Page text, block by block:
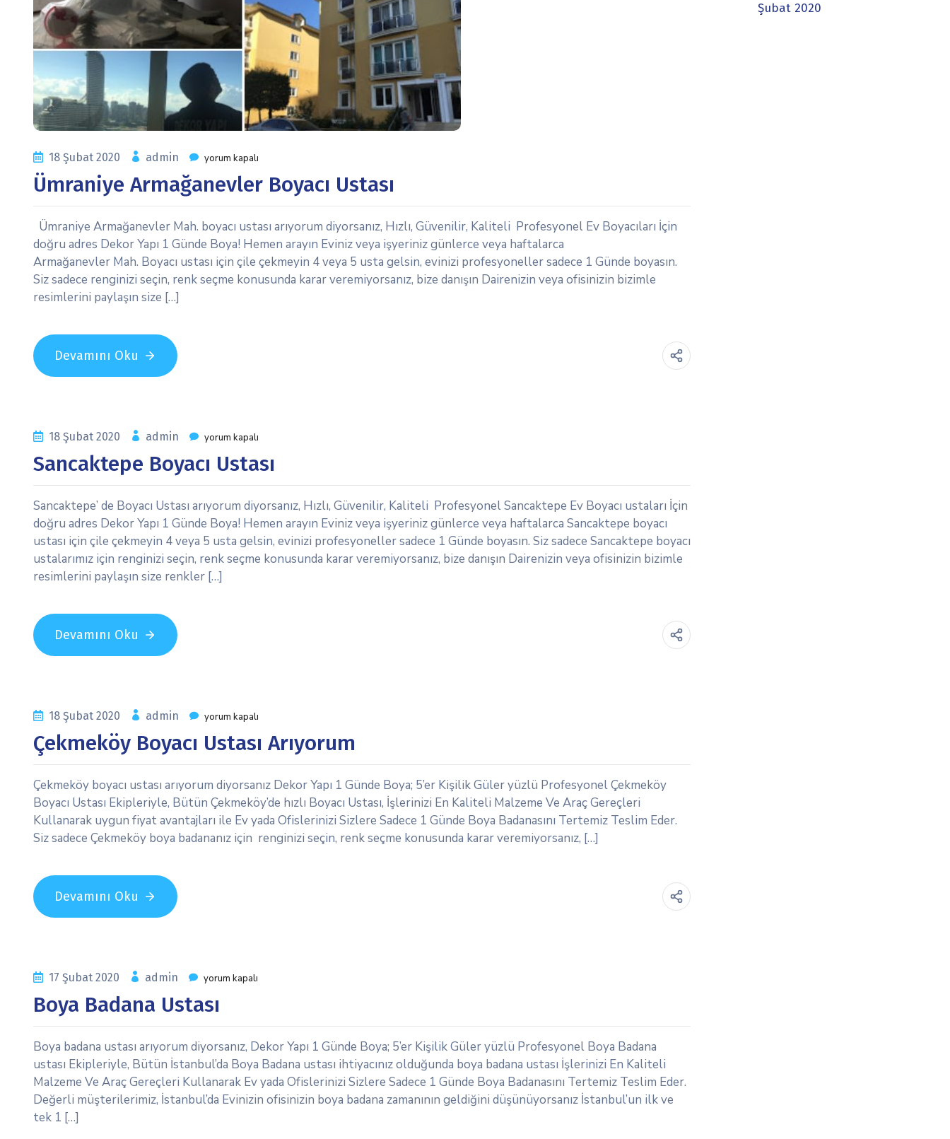
18 Şubat 2020 admin yorum kapalı
Ümraniye Armağanevler Boyacı Ustası
Ümraniye Armağanevler Mah. boyacı ustası arıyorum diyorsanız, Hızlı, Güvenilir, Kaliteli Profesyonel Ev Boyacıları İçin
doğru adres Dekor Yapı 1 Günde Boya! Hemen arayın Eviniz veya işyeriniz günlerce veya haftalarca
Armağanevler Mah. Boyacı ustası için çile çekmeyin 4 veya 5 usta gelsin, evinizi profesyoneller sadece 1 Günde boyasın.
Siz sadece renginizi seçin, renk seçme konusunda karar veremiyorsanız, bize danışın Dairenizin veya ofisinizin bizimle
resimlerini paylaşın size […]
Devamını Oku
18 Şubat 2020 admin yorum kapalı
Sancaktepe Boyacı Ustası
Sancaktepe’ de Boyacı Ustası arıyorum diyorsanız, Hızlı, Güvenilir, Kaliteli Profesyonel Sancaktepe Ev Boyacı ustaları İçin
doğru adres Dekor Yapı 1 Günde Boya! Hemen arayın Eviniz veya işyeriniz günlerce veya haftalarca Sancaktepe boyacı
ustası için çile çekmeyin 4 veya 5 usta gelsin, evinizi profesyoneller sadece 1 Günde boyasın. Siz sadece Sancaktepe boyacı
ustalarımız için renginizi seçin, renk seçme konusunda karar veremiyorsanız, bize danışın Dairenizin veya ofisinizin bizimle
resimlerini paylaşın size renkler […]
Devamını Oku
18 Şubat 2020 admin yorum kapalı
Çekmeköy Boyacı Ustası Arıyorum
Çekmeköy boyacı ustası arıyorum diyorsanız Dekor Yapı 1 Günde Boya; 5’er Kişilik Güler yüzlü Profesyonel Çekmeköy
Boyacı Ustası Ekipleriyle, Bütün Çekmeköy’de hızlı Boyacı Ustası, İşlerinizi En Kaliteli Malzeme Ve Araç Gereçleri
Kullanarak uygun fiyat avantajları ile Ev yada Ofislerinizi Sizlere Sadece 1 Günde Boya Badanasını Tertemiz Teslim Eder.
Siz sadece Çekmeköy boya badananız için renginizi seçin, renk seçme konusunda karar veremiyorsanız, […]
Devamını Oku
17 Şubat 2020 admin yorum kapalı
Boya Badana Ustası
Boya badana ustası arıyorum diyorsanız, Dekor Yapı 1 Günde Boya; 5’er Kişilik Güler yüzlü Profesyonel Boya Badana
ustası Ekipleriyle, Bütün İstanbul’da Boya Badana ustası ihtiyacınız olduğunda boya badana ustası İşlerinizi En Kaliteli
Malzeme Ve Araç Gereçleri Kullanarak Ev yada Ofislerinizi Sizlere Sadece 1 Günde Boya Badanasını Tertemiz Teslim Eder.
Değerli müşterilerimiz, İstanbul’da Evinizin ofisinizin boya badana zamanının geldiğini düşünüyorsanız İstanbul’un ilk ve
tek 1 […]
Şubat 2020